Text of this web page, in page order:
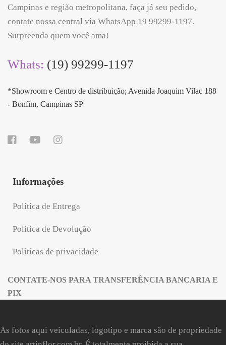
Campinas e região metropolitana, faça já seu pedido,
contate nossa central via WhatsApp 19 99299-1197.
Surpreenda quem você ama!
Whats: (19) 99299-1197
*Showroom e Centro de distribuição; Avenida Joaquim Vilac 188
- Bonfim, Campinas SP
Informações
Politica de Entrega
Politica de Devolução
Politicas de privacidade
CONTATE-NOS PARA TRANSFERÊNCIA BANCARIA E
PIX
As fotos aqui veiculadas, logotipo e marca são de propriedade